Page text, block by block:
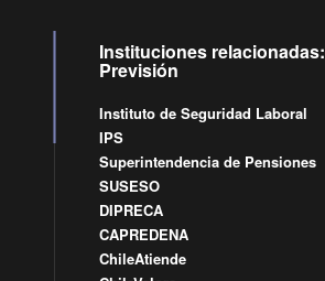
Instituciones relacionadas:
Previsión
Instituto de Seguridad Laboral
IPS
Superintendencia de Pensiones
SUSESO
DIPRECA
CAPREDENA
ChileAtiende